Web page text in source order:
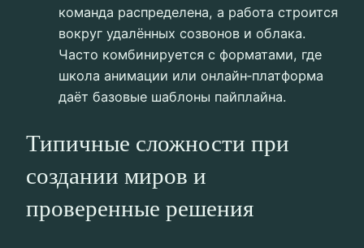
команда распределена, а работа строится
вокруг удалённых созвонов и облака.
Часто комбинируется с форматами, где
школа анимации или онлайн‑платформа
даёт базовые шаблоны пайплайна.
Типичные сложности при
создании миров и
проверенные решения